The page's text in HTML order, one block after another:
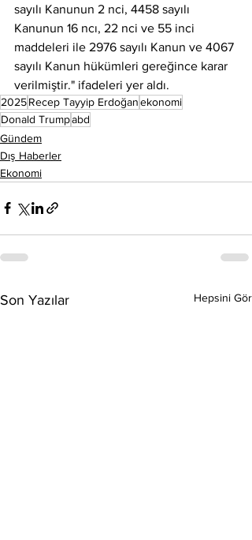
sayılı Kanunun 2 nci, 4458 sayılı
Kanunun 16 ncı, 22 nci ve 55 inci
maddeleri ile 2976 sayılı Kanun ve 4067
sayılı Kanun hükümleri gereğince karar
verilmiştir." ifadeleri yer aldı.
2025Recep Tayyip Erdoğanekonomi
Donald Trumpabd
Gündem
Dış Haberler
Ekonomi
Son Yazılar Hepsini Gör